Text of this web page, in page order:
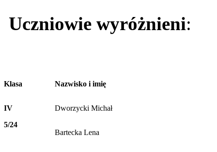
Uczniowie wyróżnieni:
Klasa Nazwisko i imię
IV
5/24
Dworzycki Michał
Bartecka Lena